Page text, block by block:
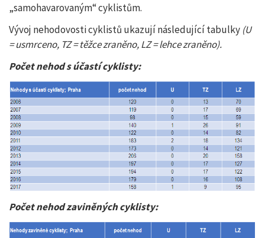
„samohavarovaným“ cyklistům.
Vývoj nehodovosti cyklistů ukazují následující tabulky (U
= usmrceno, TZ = těžce zraněno, LZ = lehce zraněno).
Počet nehod s účastí cyklisty:
Počet nehod zaviněných cyklisty: